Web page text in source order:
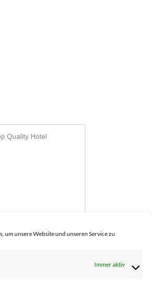
um unsere Website und unseren Service zu
Immer aktiv
(Oberösterreich)
die Verfügbarkeit von